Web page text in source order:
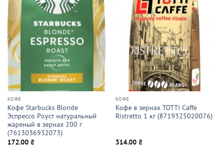
КОФЕ
Кофе Starbucks Blonde
Эспрессо Роуст натуральный
жареный в зернах 200 г
(7613036932073)
172.00 ₴
КОФЕ
Кофе в зернах TOTTI Caffe
Ristretto 1 кг (8719325020076)
314.00 ₴